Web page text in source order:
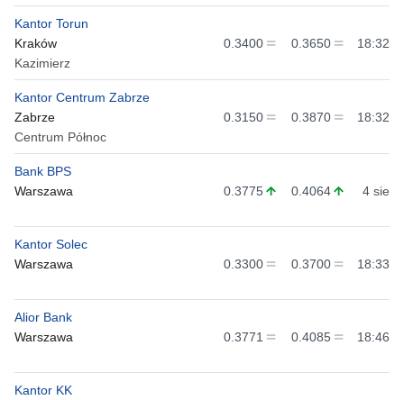
Kantor Torun
Kraków
Kazimierz
0.3400 0.3650 18:32
Kantor Centrum Zabrze
Zabrze
Centrum Północ
0.3150 0.3870 18:32
Bank BPS
Warszawa
0.3775 0.4064 4 sie
Kantor Solec
Warszawa
0.3300 0.3700 18:33
Alior Bank
Warszawa
0.3771 0.4085 18:46
Kantor KK